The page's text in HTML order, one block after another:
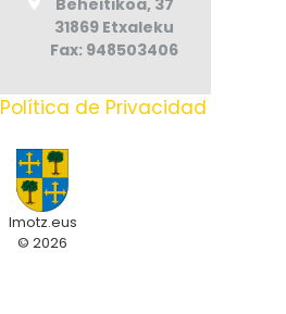
31869 Etxaleku
Fax: 948503406
Política de Privacidad
Imotz.eus
© 2026